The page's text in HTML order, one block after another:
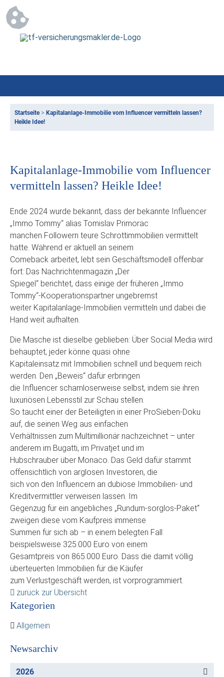
Startseite> Kapitalanlage-Immobilie vom Influencer vermitteln lassen?
Heikle Idee!
Kapitalanlage-Immobilie vom Influencer
vermitteln lassen? Heikle Idee!
Ende 2024 wurde bekannt, dass der bekannte Influencer
„Immo Tommy“ alias Tomislav Primorac
manchen Followern teure Schrottimmobilien vermittelt
hatte. Während er aktuell an seinem
Comeback arbeitet, lebt sein Geschäftsmodell offenbar
fort: Das Nachrichtenmagazin „Der
Spiegel“ berichtet, dass einige der früheren „Immo
Tommy“-Kooperationspartner ungebremst
weiter Kapitalanlage-Immobilien vermitteln und dabei die
Hand weit aufhalten.
Die Masche ist dieselbe geblieben: Über Social Media wird
behauptet, jeder könne quasi ohne
Kapitaleinsatz mit Immobilien schnell und bequem reich
werden. Den „Beweis“ dafür erbringen
die Influencer schamloserweise selbst, indem sie ihren
luxuriösen Lebensstil zur Schau stellen.
So taucht einer der Beteiligten in einer ProSieben-Doku
auf, die seinen Weg aus einfachen
Verhältnissen zum Multimillionär nachzeichnet – unter
anderem im Bugatti, im Privatjet und im
Hubschrauber über Monaco. Das Geld dafür stammt
offensichtlich von arglosen Investoren, die
sich von den Influencern an dubiose Immobilien- und
Kreditvermittler verweisen lassen. Im
Gegenzug für ein angebliches „Rundum-sorglos-Paket“
zweigen diese vom Kaufpreis immense
Summen für sich ab – in einem belegten Fall
beispielsweise 325.000 Euro von einem
Gesamtpreis von 865.000 Euro. Dass die damit völlig
überteuerten Immobilien für die Käufer
zum Verlustgeschäft werden, ist vorprogrammiert.
zurück zur Übersicht
Kategorien
Allgemein
Newsarchiv
2026